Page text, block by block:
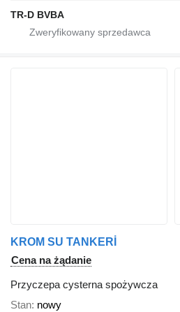
TR-D BVBA
KROM SU TANKERİ
Cena na żądanie
Przyczepa cysterna spożywcza
Stan nowy